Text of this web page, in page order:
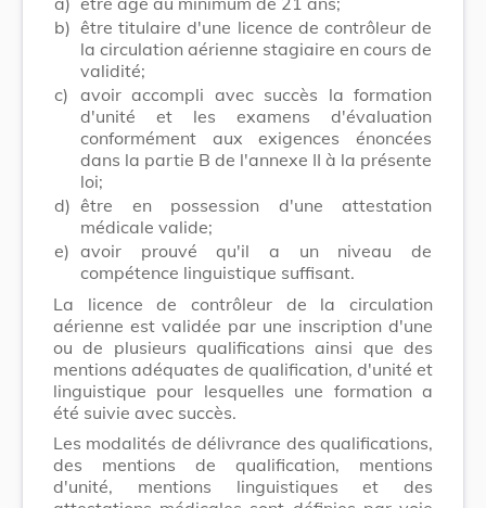
b) être titulaire d'une licence de contrôleur de
la circulation aérienne stagiaire en cours de
validité;
c) avoir accompli avec succès la formation
d'unité et les examens d'évaluation
conformément aux exigences énoncées
dans la partie B de l'annexe II à la présente
loi;
d) être en possession d'une attestation
médicale valide;
e) avoir prouvé qu'il a un niveau de
compétence linguistique suffisant.
La licence de contrôleur de la circulation
aérienne est validée par une inscription d'une
ou de plusieurs qualifications ainsi que des
mentions adéquates de qualification, d'unité et
linguistique pour lesquelles une formation a
été suivie avec succès.
Les modalités de délivrance des qualifications,
des mentions de qualification, mentions
d'unité, mentions linguistiques et des